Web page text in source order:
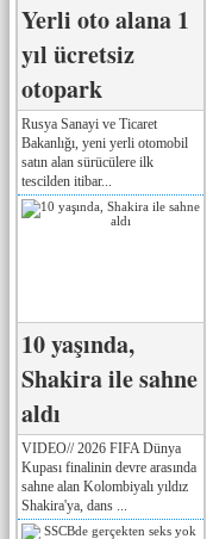
Yerli oto alana 1
yıl ücretsiz
otopark
Rusya Sanayi ve Ticaret
Bakanlığı, yeni yerli otomobil
satın alan sürücülere ilk
tescilden itibar...
10 yaşında,
Shakira ile sahne
aldı
VIDEO// 2026 FIFA Dünya
Kupası finalinin devre arasında
sahne alan Kolombiyalı yıldız
Shakira'ya, dans ...